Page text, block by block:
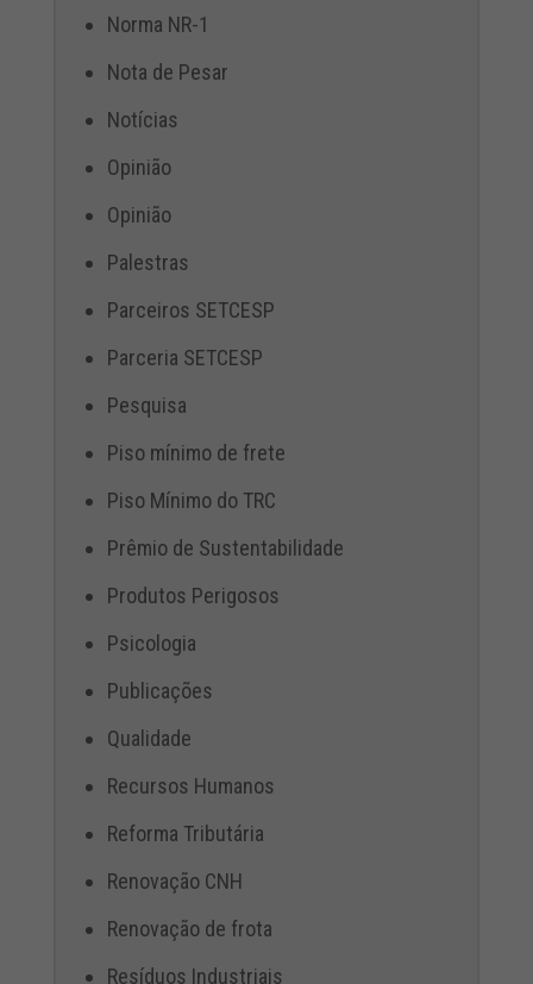
Norma NR-1
Nota de Pesar
Notícias
Opinião
Opinião
Palestras
Parceiros SETCESP
Parceria SETCESP
Pesquisa
Piso mínimo de frete
Piso Mínimo do TRC
Prêmio de Sustentabilidade
Produtos Perigosos
Psicologia
Publicações
Qualidade
Recursos Humanos
Reforma Tributária
Renovação CNH
Renovação de frota
Resíduos Industriais